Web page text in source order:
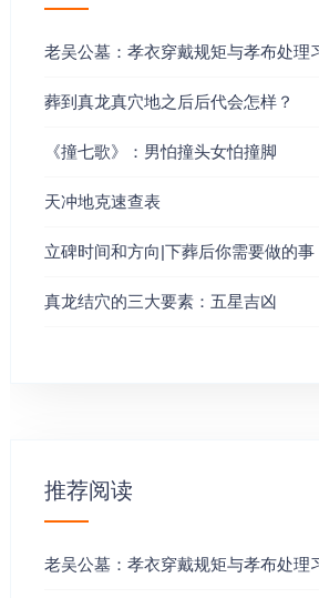
着生气流动的山脉才能找到生气凝的吉
龙是因，而穴是果，寻龙是为了占穴，
3、穴的：是指找出生气凝聚的结穴正
的形势各有不同，有些是砂环水抱，关
否适宜安葬。必须要看穴地附近的砂水
正是藏风的首要条件。
至海洋（不是本质意义的水）穴地前面
老吴公墓：孝衣穿戴规矩与孝布处理
葬到真龙真穴地之后后代会怎样？
《撞七歌》：男怕撞头女怕撞脚
天冲地克速查表
立碑时间和方向|下葬后你需要做的事
真龙结穴的三大要素：五星吉凶
推荐阅读
老吴公墓：孝衣穿戴规矩与孝布处理